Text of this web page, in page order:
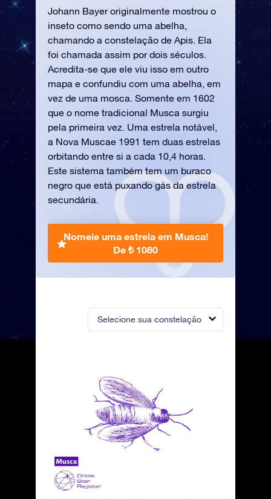
Selecione sua constelação
Johann Bayer originalmente mostrou o
inseto como sendo uma abelha,
chamando a constelação de Apis. Ela
foi chamada assim por dois séculos.
Acredita-se que ele viu isso em outro
mapa e confundiu com uma abelha, em
vez de uma mosca. Somente em 1602
que o nome tradicional Musca surgiu
pela primeira vez. Uma estrela notável,
a Nova Muscae 1991 tem duas estrelas
orbitando entre si a cada 10,4 horas.
Este sistema também tem um buraco
negro que está puxando gás da estrela
secundária.
Nomeie uma estrela em Musca!
De ₺ 1080